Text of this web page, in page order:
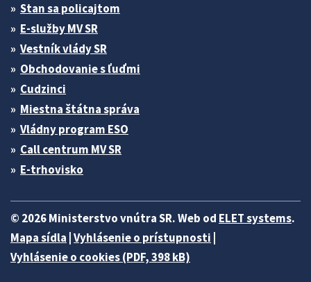
Stan sa policajtom
E-služby MV SR
Vestník vlády SR
Obchodovanie s ľuďmi
Cudzinci
Miestna štátna správa
Vládny program ESO
Call centrum MV SR
E-trhovisko
© 2026 Ministerstvo vnútra SR. Web od ELET systems.
Mapa sídla Vyhlásenie o prístupnosti
Vyhlásenie o cookies (PDF, 398 kB)